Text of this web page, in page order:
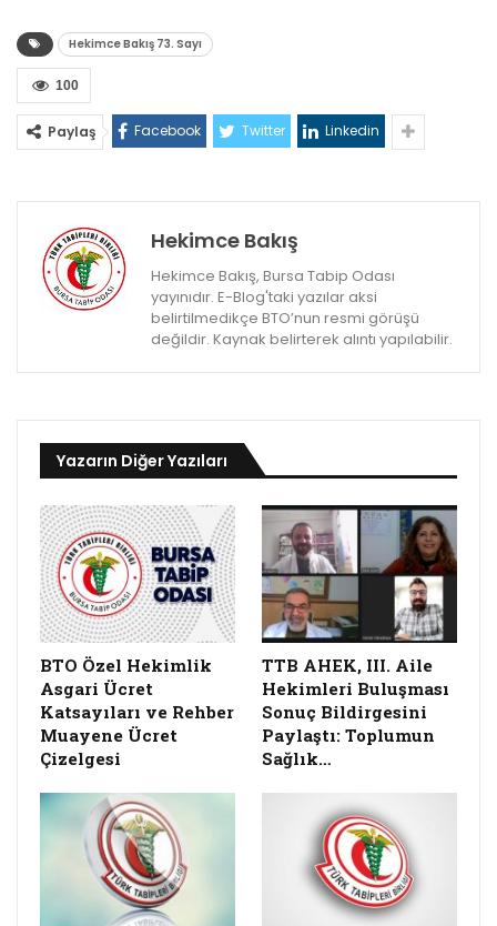
Hekimce Bakış 73. Sayı
100
Paylaş Facebook Twitter Linkedin
Hekimce Bakış
Hekimce Bakış, Bursa Tabip Odası
yayınıdır. E-Blog'taki yazılar aksi
belirtilmedikçe BTO’nun resmi görüşü
değildir. Kaynak belirterek alıntı yapılabilir.
Yazarın Diğer Yazıları
BTO Özel Hekimlik
Asgari Ücret
Katsayıları ve Rehber
Muayene Ücret
Çizelgesi
TTB AHEK, III. Aile
Hekimleri Buluşması
Sonuç Bildirgesini
Paylaştı: Toplumun
Sağlık…